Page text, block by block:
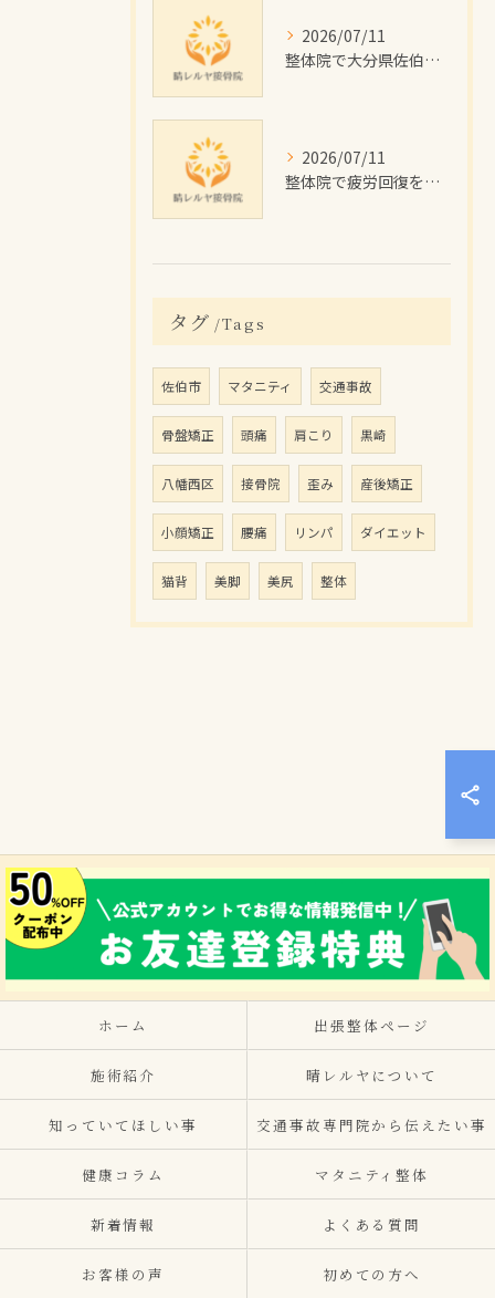
2026/07/11
整体院で大分県佐伯市のむくみを根本改善するためのセルフケアと施術のポイント解説
2026/07/11
整体院で疲労回復を目指す佐伯市の施術効果と費用・通院プラン徹底解説
タグ Tags
佐伯市 マタニティ 交通事故
骨盤矯正 頭痛 肩こり 黒崎
八幡西区 接骨院 歪み 産後矯正
小顔矯正 腰痛 リンパ ダイエット
猫背 美脚 美尻 整体
ホーム 出張整体ページ
施術紹介 晴レルヤについて
知っていてほしい事 交通事故専門院から伝えたい事
健康コラム マタニティ整体
新着情報 よくある質問
お客様の声 初めての方へ